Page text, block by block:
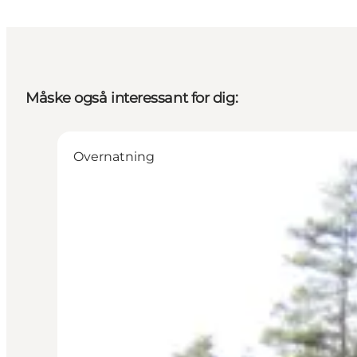
Måske også interessant for dig:
Overnatning